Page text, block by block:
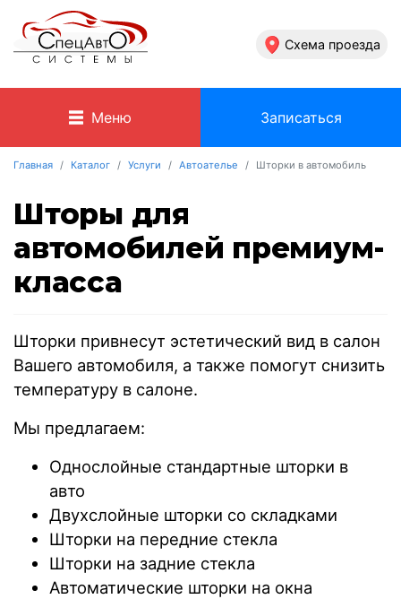
Схема проезда
Меню Записаться
Главная Каталог Услуги Автоателье Шторки в автомобиль
Шторы для
автомобилей премиум-
класса
Шторки привнесут эстетический вид в салон
Вашего автомобиля, а также помогут снизить
температуру в салоне.
Мы предлагаем:
Однослойные стандартные шторки в
авто
Двухслойные шторки со складками
Шторки на передние стекла
Шторки на задние стекла
Автоматические шторки на окна